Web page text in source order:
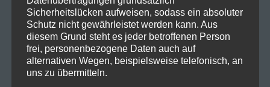
Leider war nach 2 h und zwei Zugaben die Party auch
schon wieder vorbei. Die unendlichste Geschichte
von SDP wird aber definitiv weitergehen.
Weitere Bilder sind hier zu finden:https://livesound-
Sicherheitslücken aufweisen, sodass ein absoluter
Schutz nicht gewährleistet werden kann. Aus
diesem Grund steht es jeder betroffenen Person
frei, personenbezogene Daten auch auf
alternativen Wegen, beispielsweise telefonisch, an
uns zu übermitteln.